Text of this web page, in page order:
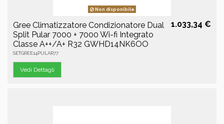
Non disponibile
Gree Climatizzatore Condizionatore Dual
Split Pular 7000 + 7000 Wi-fi Integrato
Classe A++/A+ R32 GWHD14NK6OO
SETGREE14PULAR77
1.033,34 €
Vedi Dettagli